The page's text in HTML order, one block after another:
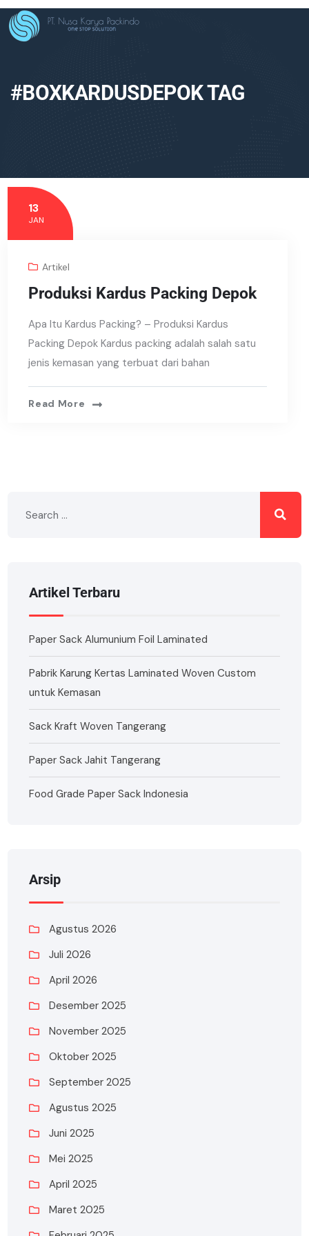
#BOXKARDUSDEPOK TAG
13
JAN
Artikel
Produksi Kardus Packing Depok
Apa Itu Kardus Packing? – Produksi Kardus
Packing Depok Kardus packing adalah salah satu
jenis kemasan yang terbuat dari bahan
Read More
Artikel Terbaru
Paper Sack Alumunium Foil Laminated
Pabrik Karung Kertas Laminated Woven Custom
untuk Kemasan
Sack Kraft Woven Tangerang
Paper Sack Jahit Tangerang
Food Grade Paper Sack Indonesia
Arsip
Agustus 2026
Juli 2026
April 2026
Desember 2025
November 2025
Oktober 2025
September 2025
Agustus 2025
Juni 2025
Mei 2025
April 2025
Maret 2025